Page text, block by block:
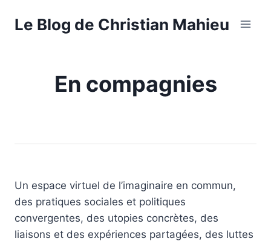
Le Blog de Christian Mahieu
En compagnies
Un espace virtuel de l’imaginaire en commun,
des pratiques sociales et politiques
convergentes, des utopies concrètes, des
liaisons et des expériences partagées, des luttes